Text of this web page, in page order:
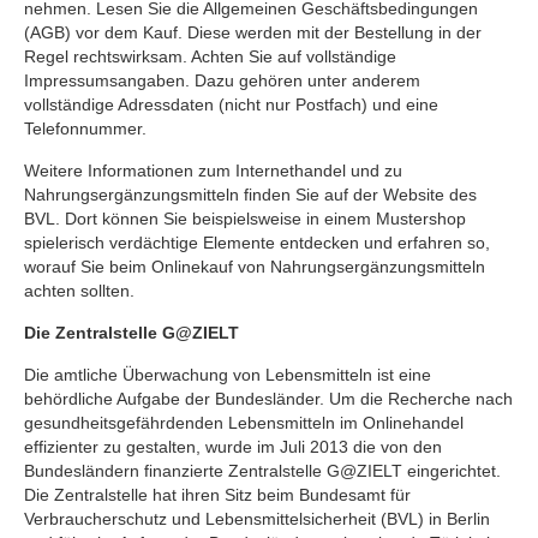
nehmen. Lesen Sie die Allgemeinen Geschäftsbedingungen
(AGB) vor dem Kauf. Diese werden mit der Bestellung in der
Regel rechtswirksam. Achten Sie auf vollständige
Impressumsangaben. Dazu gehören unter anderem
vollständige Adressdaten (nicht nur Postfach) und eine
Telefonnummer.
Weitere Informationen zum Internethandel und zu
Nahrungsergänzungsmitteln finden Sie auf der Website des
BVL. Dort können Sie beispielsweise in einem Mustershop
spielerisch verdächtige Elemente entdecken und erfahren so,
worauf Sie beim Onlinekauf von Nahrungsergänzungsmitteln
achten sollten.
Die Zentralstelle G@ZIELT
Die amtliche Überwachung von Lebensmitteln ist eine
behördliche Aufgabe der Bundesländer. Um die Recherche nach
gesundheitsgefährdenden Lebensmitteln im Onlinehandel
effizienter zu gestalten, wurde im Juli 2013 die von den
Bundesländern finanzierte Zentralstelle G@ZIELT eingerichtet.
Die Zentralstelle hat ihren Sitz beim Bundesamt für
Verbraucherschutz und Lebensmittelsicherheit (BVL) in Berlin